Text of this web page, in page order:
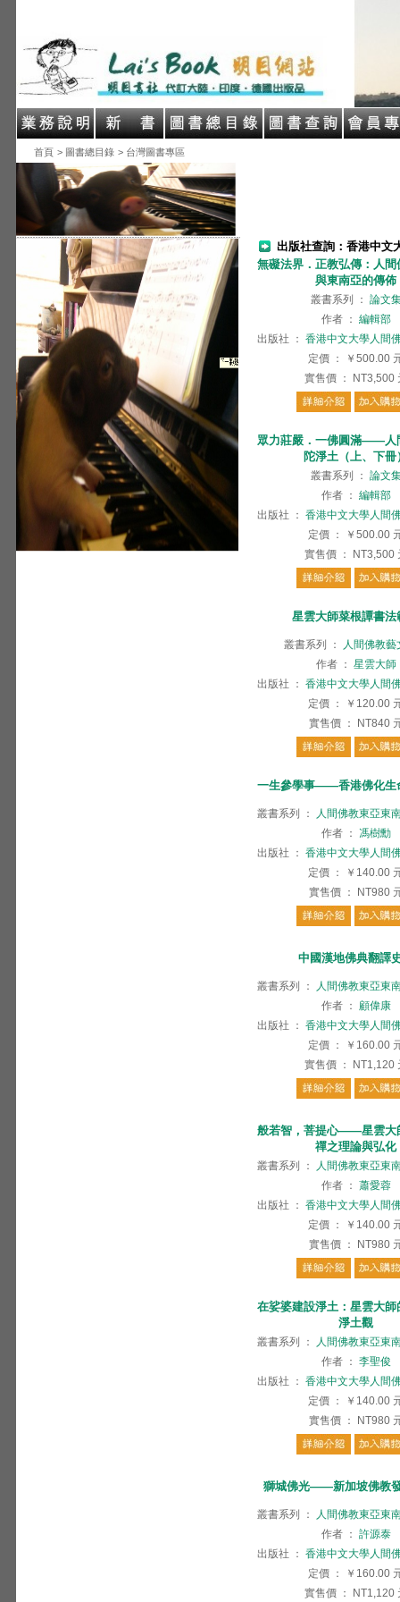
首頁 > 圖書總目錄 > 台灣圖書專區
出版社查詢：香港中文
無礙法界．正教弘傳：人
與東南亞的傳佈
叢書系列 ： 論文
作者 ： 編輯部
出版社
： 香港中文大學人間
定價 ： ￥500.00
實售價 ： NT3,500
眾力莊嚴．一佛圓滿——人
陀淨土（上、下冊
叢書系列 ： 論文
作者 ： 編輯部
出版社
： 香港中文大學人間
定價 ： ￥500.00
實售價 ： NT3,500
星雲大師菜根譚書法
叢書系列 ：
人間佛教藝
作者 ： 星雲大師
出版社
： 香港中文大學人間
定價 ： ￥120.00
實售價 ： NT840
一生參學事——香港佛化生
叢書系列 ：
人間佛教東亞東
作者 ： 馮樹勳
出版社
： 香港中文大學人間
定價 ： ￥140.00
實售價 ： NT980
中國漢地佛典翻譯
叢書系列 ：
人間佛教東亞東
作者 ： 顧偉康
出版社
： 香港中文大學人間
定價 ： ￥160.00
實售價 ： NT1,120
般若智，菩提心——星雲大
禪之理論與弘化
叢書系列 ：
人間佛教東亞東
作者 ： 蕭愛蓉
出版社
： 香港中文大學人間
定價 ： ￥140.00
實售價 ： NT980
在娑婆建設淨土：星雲大
淨土觀
叢書系列 ：
人間佛教東亞東
作者 ： 李聖俊
出版社
： 香港中文大學人間
定價 ： ￥140.00
實售價 ： NT980
獅城佛光——新加坡佛教
叢書系列 ：
人間佛教東亞東
作者 ： 許源泰
出版社
： 香港中文大學人間
定價 ： ￥160.00
實售價 ： NT1,120